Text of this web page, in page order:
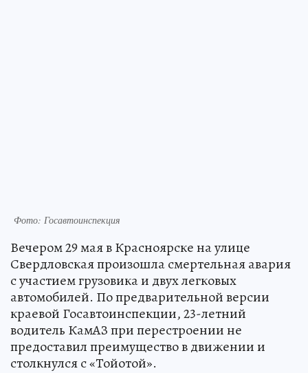
Фото: Госавтоинспекция
Вечером 29 мая в Красноярске на улице
Свердловская произошла смертельная авария
с участием грузовика и двух легковых
автомобилей. По предварительной версии
краевой Госавтоинспекции, 23-летний
водитель КамАЗ при перестроении не
предоставил преимущество в движении и
столкнулся с «Тойотой».